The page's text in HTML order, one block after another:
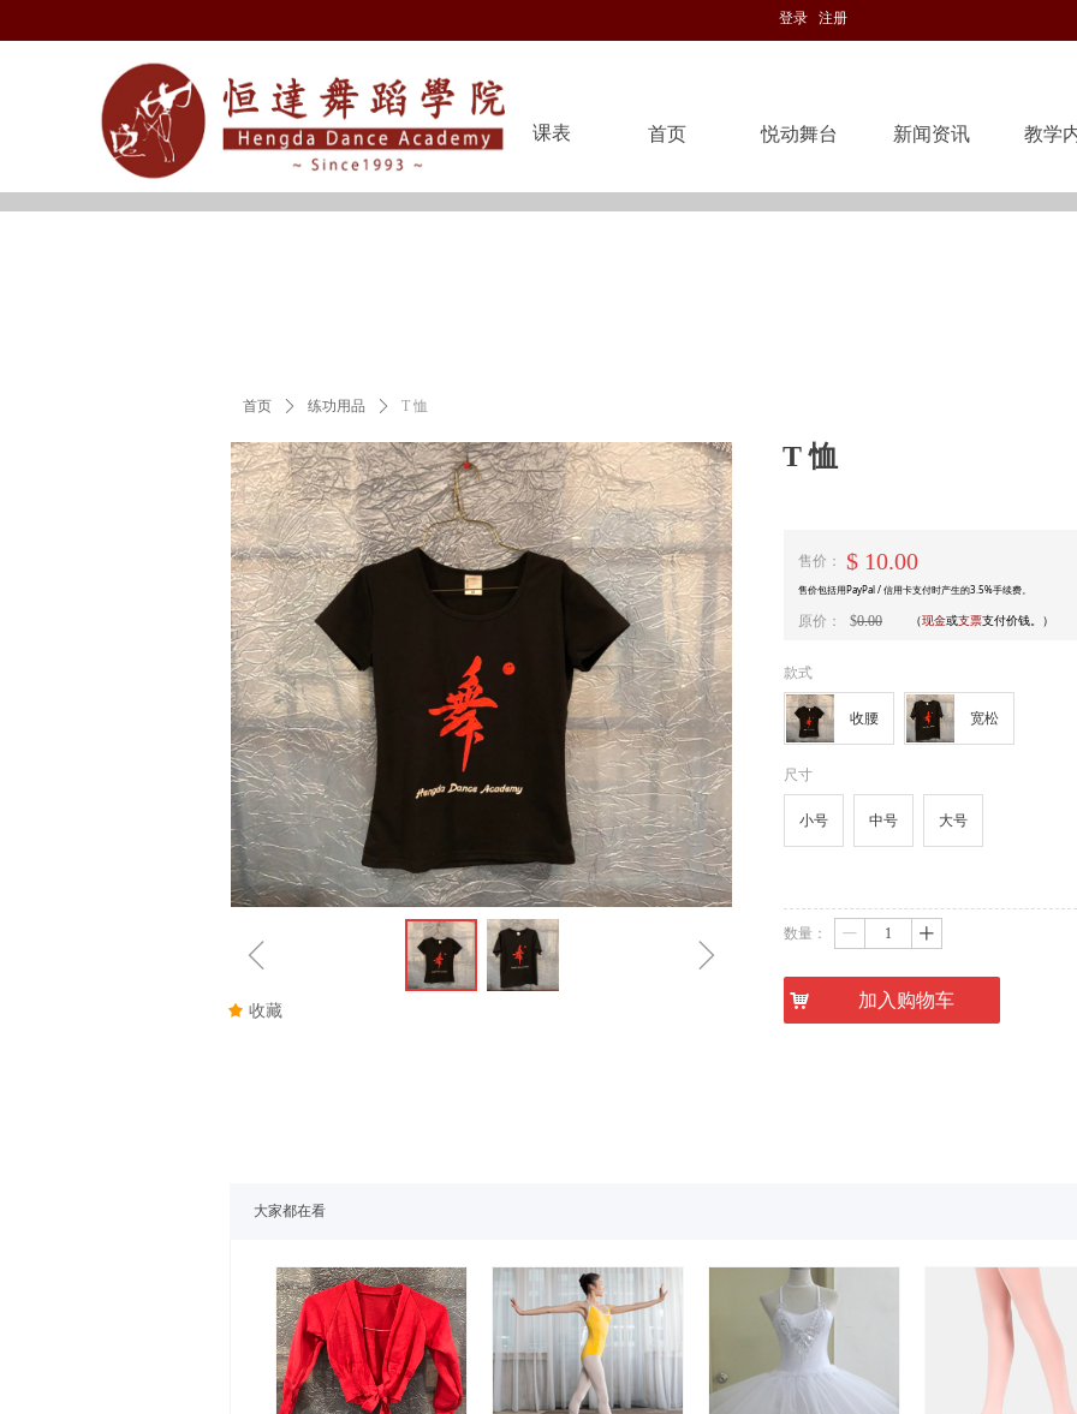
登录 注册
首页
悦动舞台
新闻资讯
教学
课表
首页 ꄲ 练功用品 ꄲ T 恤
ꁆ ꁇ
T 恤
售价： $ 10.00
原价： $0.00
售价包括用PayPal / 信用卡支付时产生的3.5%手续费。
（现金或支票支付价钱。）
款式
收腰 宽松
尺寸
小号 中号 大号
끄 收藏
数量： ꄷ ꄸ
大家都在看
낙 加入购物车